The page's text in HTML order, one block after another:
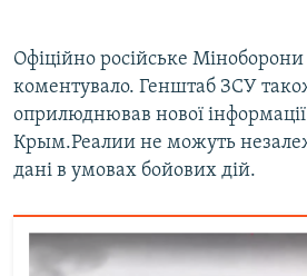
Офіційно російське
коментувало. Генштаб ЗСУ
оприлюднював нової
Крым.Реалии не можуть
дані в умовах бойових дій.